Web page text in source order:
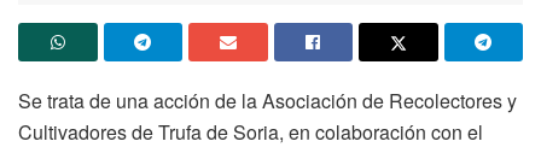
Se trata de una acción de la Asociación de Recolectores y
Cultivadores de Trufa de Soria, en colaboración con el